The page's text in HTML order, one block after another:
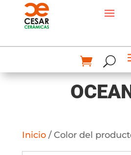
Inicio/ Color del